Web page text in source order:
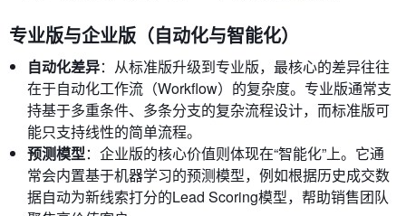
专业版与企业版（自动化与智能化）
自动化差异：从标准版升级到专业版，最核心的差异往往
在于自动化工作流（Workflow）的复杂度。专业版通常支
持基于多重条件、多条分支的复杂流程设计，而标准版可
能只支持线性的简单流程。
预测模型：企业版的核心价值则体现在“智能化”上。它通
常会内置基于机器学习的预测模型，例如根据历史成交数
据自动为新线索打分的Lead Scoring模型，帮助销售团队